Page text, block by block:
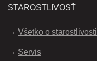
STAROSTLIVOSŤ
Všetko o starostlivosti
Servis